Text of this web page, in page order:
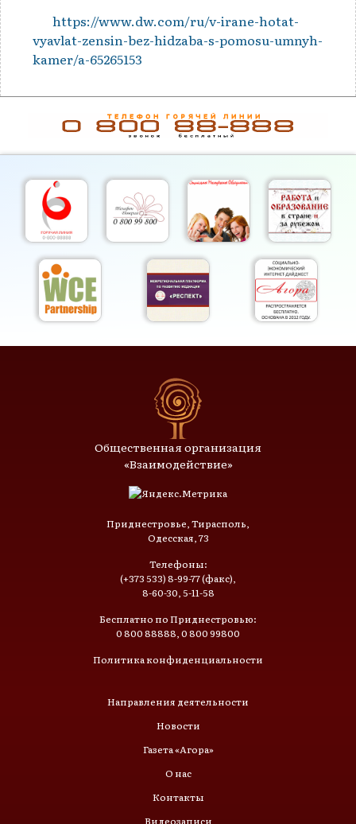
https://www.dw.com/ru/v-irane-hotat-
vyavlat-zensin-bez-hidzaba-s-pomosu-umnyh-
kamer/a-65265153
Общественная организация
«Взаимодействие»
Приднестровье, Тирасполь,
Одесская, 73
Телефоны:
(+373 533) 8-99-77 (факс),
8-60-30, 5-11-58
Бесплатно по Приднестровью:
0 800 88888, 0 800 99800
Политика конфиденциальности
Направления деятельности
Новости
Газета «Агора»
О нас
Контакты
Видеозаписи